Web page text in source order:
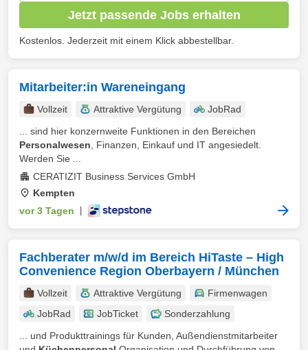
Jetzt passende Jobs erhalten
Kostenlos. Jederzeit mit einem Klick abbestellbar.
Mitarbeiter:in Wareneingang
Vollzeit Attraktive Vergütung
JobRad
... sind hier konzernweite Funktionen in den Bereichen
Personalwesen , Finanzen, Einkauf und IT angesiedelt.
Werden Sie ...
CERATIZIT Business Services GmbH
Kempten
vor 3 Tagen
Fachberater m/w/d im Bereich HiTaste – High
Convenience Region Oberbayern / München
Vollzeit Attraktive Vergütung
Firmenwagen
JobRad
JobTicket
Sonderzahlung
... und Produkttrainings für Kunden, Außendienstmitarbeiter